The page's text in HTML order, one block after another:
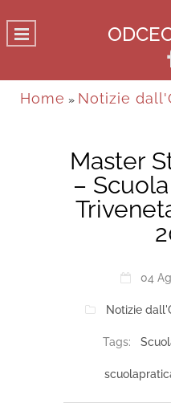
Home » Notizie
Master
–
04
Notizie
Tags: